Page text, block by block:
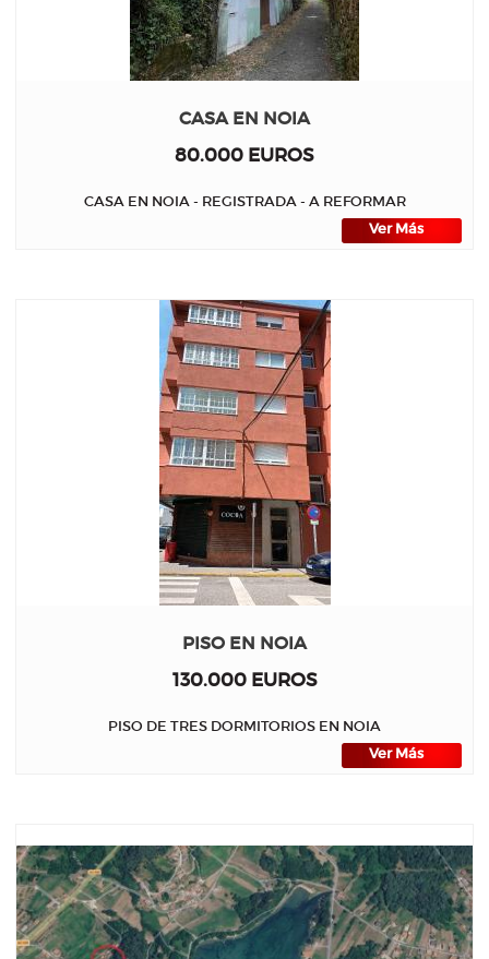
CASA EN NOIA
80.000 EUROS
CASA EN NOIA - REGISTRADA - A REFORMAR
Ver Más
PISO EN NOIA
130.000 EUROS
PISO DE TRES DORMITORIOS EN NOIA
Ver Más